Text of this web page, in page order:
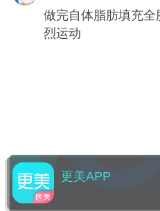
做完自体脂肪填充全
烈运动
更美APP